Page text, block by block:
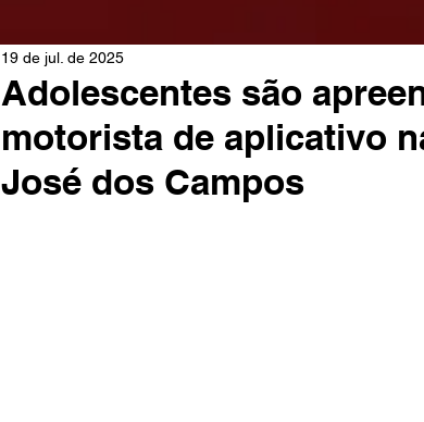
Adolescentes são
motorista de aplicativo
José dos Campos
19 de jul. de 2025